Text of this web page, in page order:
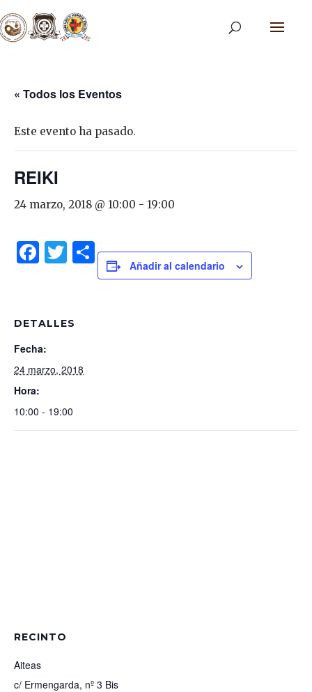
« Todos los Eventos
Este evento ha pasado.
REIKI
24 marzo, 2018 @ 10:00 - 19:00
Facebook
Twitter
ShareAñadir al calendario
DETALLES
Fecha:
24 marzo, 2018
Hora:
10:00 - 19:00
RECINTO
Aiteas
c/ Ermengarda, nº 3 Bis